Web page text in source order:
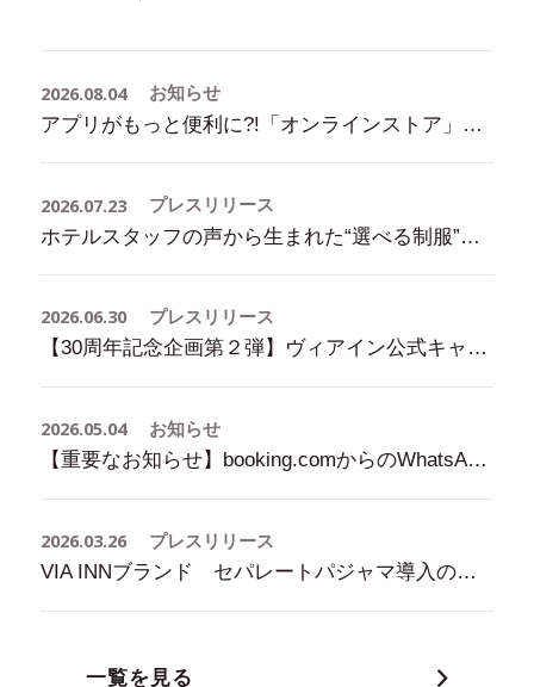
2026.08.04 お知らせ
アプリがもっと便利に?!「オンラインストア」のアクセス機能が新登場！
2026.07.23 プレスリリース
ホテルスタッフの声から生まれた“選べる制服”ヴィアインホテルズが新制服を導入
2026.06.30 プレスリリース
【30周年記念企画第２弾】ヴィアイン公式キャラクター「ブイ太」デビュー！
2026.05.04 お知らせ
【重要なお知らせ】booking.comからのWhatsApp等での問い合わせについて
2026.03.26 プレスリリース
VIA INNブランド セパレートパジャマ導入のお知らせ
一覧を見る